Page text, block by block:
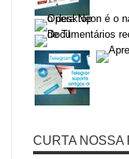
CURTA NOSSA